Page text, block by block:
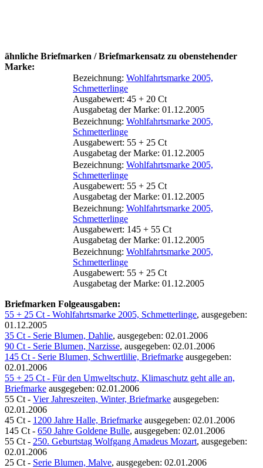
ähnliche Briefmarken / Briefmarkensatz zu obenstehender
Marke:
Bezeichnung: Wohlfahrtsmarke 2005,
Schmetterlinge
Ausgabewert: 45 + 20 Ct
Ausgabetag der Marke: 01.12.2005
Bezeichnung: Wohlfahrtsmarke 2005,
Schmetterlinge
Ausgabewert: 55 + 25 Ct
Ausgabetag der Marke: 01.12.2005
Bezeichnung: Wohlfahrtsmarke 2005,
Schmetterlinge
Ausgabewert: 55 + 25 Ct
Ausgabetag der Marke: 01.12.2005
Bezeichnung: Wohlfahrtsmarke 2005,
Schmetterlinge
Ausgabewert: 145 + 55 Ct
Ausgabetag der Marke: 01.12.2005
Bezeichnung: Wohlfahrtsmarke 2005,
Schmetterlinge
Ausgabewert: 55 + 25 Ct
Ausgabetag der Marke: 01.12.2005
Briefmarken Folgeausgaben:
55 + 25 Ct - Wohlfahrtsmarke 2005, Schmetterlinge, ausgegeben:
01.12.2005
35 Ct - Serie Blumen, Dahlie, ausgegeben: 02.01.2006
90 Ct - Serie Blumen, Narzisse, ausgegeben: 02.01.2006
145 Ct - Serie Blumen, Schwertlilie, Briefmarke ausgegeben:
02.01.2006
55 + 25 Ct - Für den Umweltschutz, Klimaschutz geht alle an,
Briefmarke ausgegeben: 02.01.2006
55 Ct - Vier Jahreszeiten, Winter, Briefmarke ausgegeben:
02.01.2006
45 Ct - 1200 Jahre Halle, Briefmarke ausgegeben: 02.01.2006
145 Ct - 650 Jahre Goldene Bulle, ausgegeben: 02.01.2006
55 Ct - 250. Geburtstag Wolfgang Amadeus Mozart, ausgegeben:
02.01.2006
25 Ct - Serie Blumen, Malve, ausgegeben: 02.01.2006